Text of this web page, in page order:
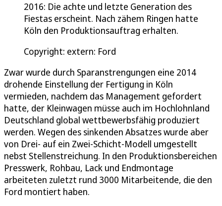
2016: Die achte und letzte Generation des
Fiestas erscheint. Nach zähem Ringen hatte
Köln den Produktionsauftrag erhalten.
Copyright: extern: Ford
Zwar wurde durch Sparanstrengungen eine 2014
drohende Einstellung der Fertigung in Köln
vermieden, nachdem das Management gefordert
hatte, der Kleinwagen müsse auch im Hochlohnland
Deutschland global wettbewerbsfähig produziert
werden. Wegen des sinkenden Absatzes wurde aber
von Drei- auf ein Zwei-Schicht-Modell umgestellt
nebst Stellenstreichung. In den Produktionsbereichen
Presswerk, Rohbau, Lack und Endmontage
arbeiteten zuletzt rund 3000 Mitarbeitende, die den
Ford montiert haben.